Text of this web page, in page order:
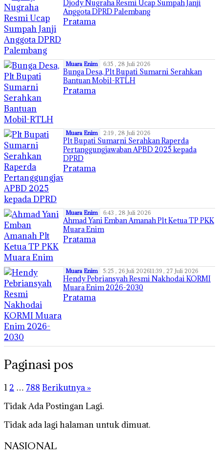
Djody Nugraha Resmi Ucap Sumpah Janji
Anggota DPRD Palembang
Pratama
Muara Enim 6:35 , 28 Juli 2026
Bunga Desa, Plt Bupati Sumarni Serahkan
Bantuan Mobil-RTLH
Pratama
Muara Enim 2:19 , 28 Juli 2026
Plt Bupati Sumarni Serahkan Raperda
Pertanggungjawaban APBD 2025 kepada
DPRD
Pratama
Muara Enim 6:43 , 28 Juli 2026
Ahmad Yani Emban Amanah Plt Ketua TP PKK
Muara Enim
Pratama
Muara Enim 5:25 , 26 Juli 202611:39 , 27 Juli 2026
Hendy Pebriansyah Resmi Nakhodai KORMI
Muara Enim 2026-2030
Pratama
Paginasi pos
1 2 … 788 Berikutnya »
Tidak Ada Postingan Lagi.
Tidak ada lagi halaman untuk dimuat.
NASIONAL